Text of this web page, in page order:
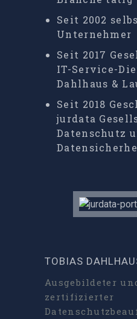
Seit 2002
Unternehmer
Seit 2017
IT-Service-
Dahlhaus &
Seit 2018
jurdata
Datenschutz
TOBIAS
Ausgebildeter
zertifizierter